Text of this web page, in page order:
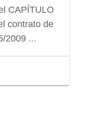
CAPÍTULO
contrato de
2009 ...